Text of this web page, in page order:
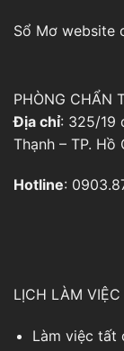
Sổ Mơ website
PHÒNG CHẨN
Địa chỉ: 325/19
Thạnh – TP. Hồ
Hotline:
LỊCH LÀM VIỆC
Làm việc tất